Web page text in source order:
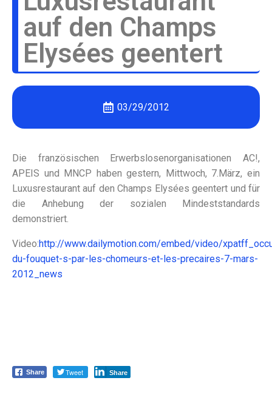
auf den Champs
Elysées geentert
03/29/2012
Die französischen Erwerbslosenorganisationen AC!,
APEIS und MNCP haben gestern, Mittwoch, 7.März, ein
Luxusrestaurant auf den Champs Elysées geentert und für
die Anhebung der sozialen Mindeststandards
demonstriert.
Video:http://www.dailymotion.com/embed/video/
du-fouquet-s-par-les-chomeurs-et-les-precaires-7-mars-
2012_news
Share Tweet Share